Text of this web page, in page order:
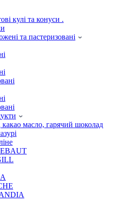
кулі та конуси .
та пастеризовані
масло, гарячий шоколад